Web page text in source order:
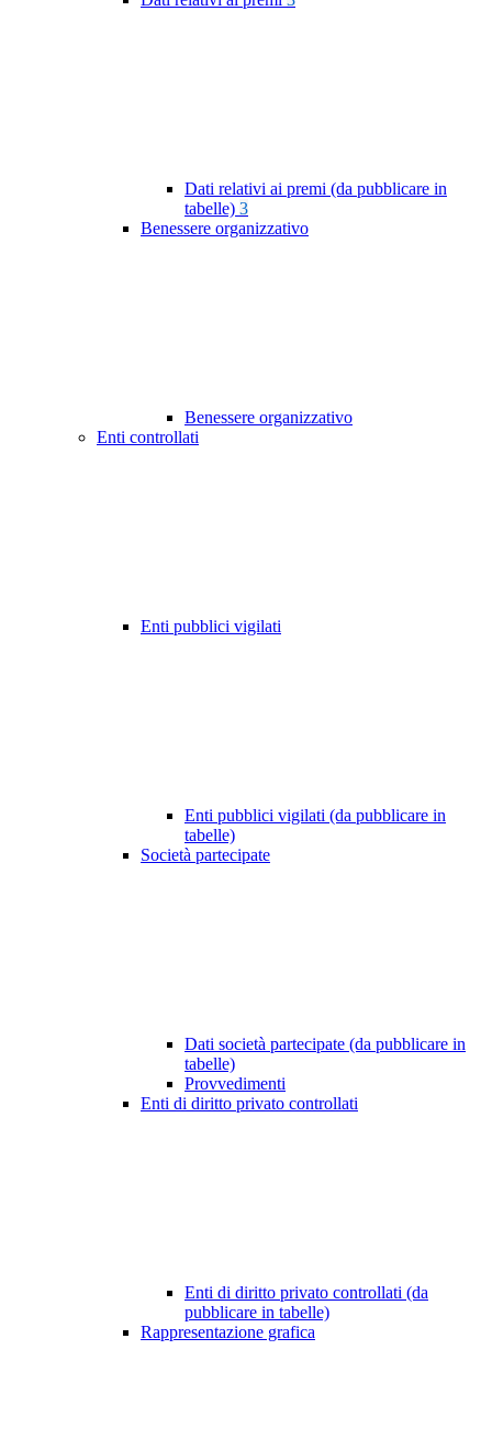
Dati relativi ai premi (da pubblicare in
tabelle) 3
Benessere organizzativo
Benessere organizzativo
Enti controllati
Enti pubblici vigilati
Enti pubblici vigilati (da pubblicare in
tabelle)
Società partecipate
Dati società partecipate (da pubblicare in
tabelle)
Provvedimenti
Enti di diritto privato controllati
Enti di diritto privato controllati (da
pubblicare in tabelle)
Rappresentazione grafica